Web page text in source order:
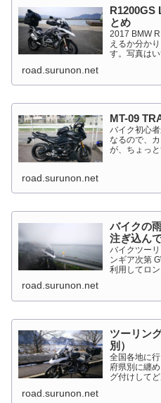
R1200GS
とめ
2017 BMW
えるか分か
す。写真は
road.surunon.net
MT-09
バイク初心
なるので、
が、ちょっ
road.surunon.net
バイクの
注ぎ込ん
バイクツー
ンギア次第
利用してロ
り雨ならま
あります。
road.surunon.net
ツーリン
別）
全国各地に
府県別に纏
グ付けして
した。 分類
road.surunon.net